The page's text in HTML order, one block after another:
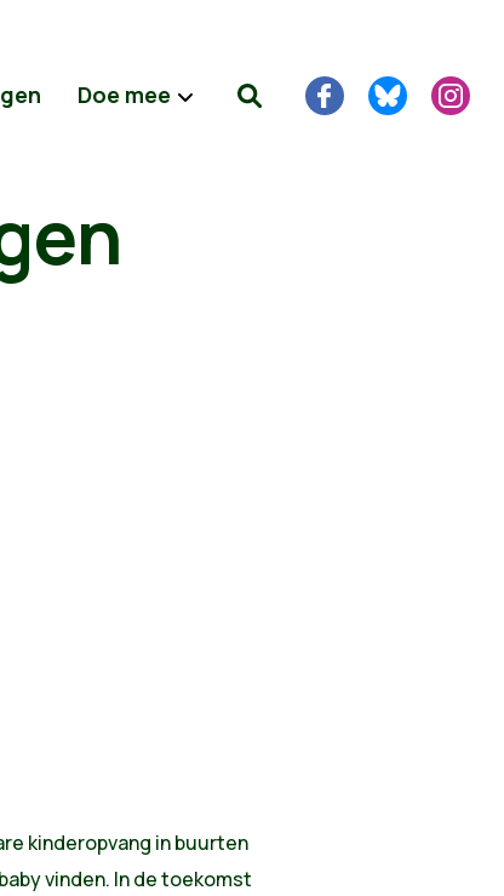
Doe mee
kinderopvang in buurten
vinden. In de toekomst